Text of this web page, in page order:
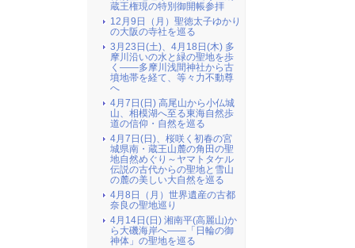
蔵王権現の特別御開帳参拝
12月9日（月）聖徳太子ゆかり
の大阪の寺社を巡る
3月23日(土)、4月18日(木) 多
摩川沿いの水と緑の聖地を歩
く――多摩川浅間神社から古
墳地帯を経て、等々力不動尊
へ
4月7日(日) 高尾山から小仏城
山、相模湖へ至る東海自然歩
道の信仰・自然を巡る
4月7日(日)、桜咲く初春の宮
城県南・蔵王山麓の角田の聖
地自然めぐり～ヤマトタケル
伝説の古代からの聖地と雪山
の麓の美しい大自然を巡る
4月8日（月）世界遺産の古都
奈良の聖地巡り
4月14日(日) 湘南平(高麗山)か
ら大磯海岸へ――「日輪の御
神体」の聖地を巡る